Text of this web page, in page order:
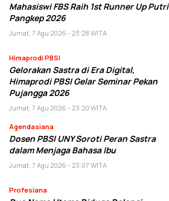
Mahasiswi FBS Raih 1st Runner Up Putri
Pangkep 2026
Jumat, 7 Agu 2026 - 23:28 WITA
Himaprodi PBSI
Gelorakan Sastra di Era Digital,
Himaprodi PBSI Gelar Seminar Pekan
Pujangga 2026
Jumat, 7 Agu 2026 - 23:20 WITA
Agendasiana
Dosen PBSI UNY Soroti Peran Sastra
dalam Menjaga Bahasa Ibu
Jumat, 7 Agu 2026 - 23:07 WITA
Profesiana